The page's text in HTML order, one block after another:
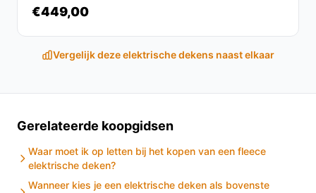
temperatuur en de extra veiligheidsvoorzieningen, is dit
Ontdek alle specificaties en vergelijk prijzen op
past bij jouw behoeften!
€449,00
Vergelijk deze elektrische dekens naast elkaar
Gerelateerde koopgidsen
Waar moet ik op letten bij het kopen van een fleece
elektrische deken?
Wanneer kies je een elektrische deken als bovenste